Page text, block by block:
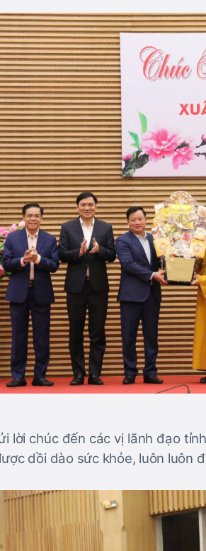
lời chúc đến các vị lãnh đạo
dồi dào sức khỏe, luôn luôn